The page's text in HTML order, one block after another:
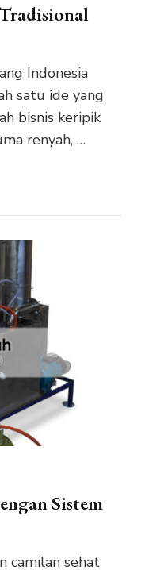
Indonesia
satu ide yang
bisnis keripik
renyah, …
Sistem
camilan sehat